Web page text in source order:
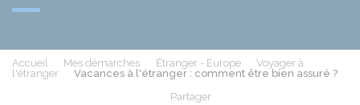
Accueil Mes démarches Étranger - Europe
Voyager à
l'étranger
Vacances à l'étranger : comment être bien assuré ?
Partager